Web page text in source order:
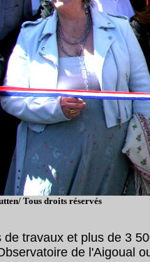
Tous droits réservés
de travaux et plus de 3
de l'Aigoual